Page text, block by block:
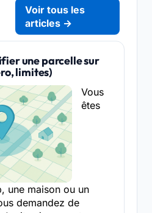
Voir tous les
articles →
une parcelle sur
limites)
Vous
êtes
une maison ou un
demandez de